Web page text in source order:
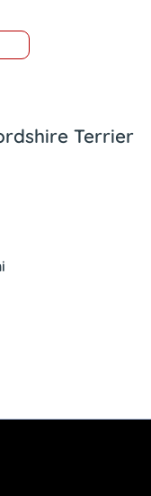
Terrier